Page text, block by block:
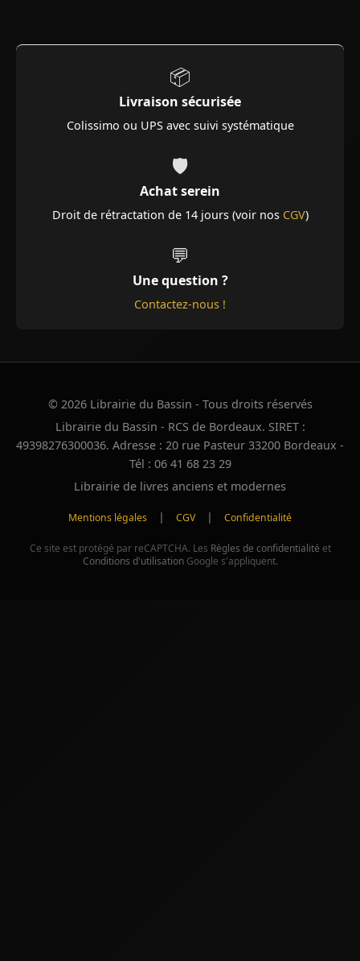
📦
Livraison sécurisée
Colissimo ou UPS avec suivi systématique
🛡️
Achat serein
Droit de rétractation de 14 jours (voir nos CGV)
💬
Une question ?
Contactez-nous !
© 2026 Librairie du Bassin - Tous droits réservés
Librairie du Bassin - RCS de Bordeaux. SIRET :
49398276300036. Adresse : 20 rue Pasteur 33200 Bordeaux -
Tél : 06 41 68 23 29
Librairie de livres anciens et modernes
Mentions légales | CGV | Confidentialité
Ce site est protégé par reCAPTCHA. Les Règles de confidentialité et
Conditions d'utilisationGoogle s'appliquent.